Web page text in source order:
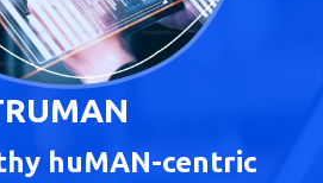
huMAN-centric